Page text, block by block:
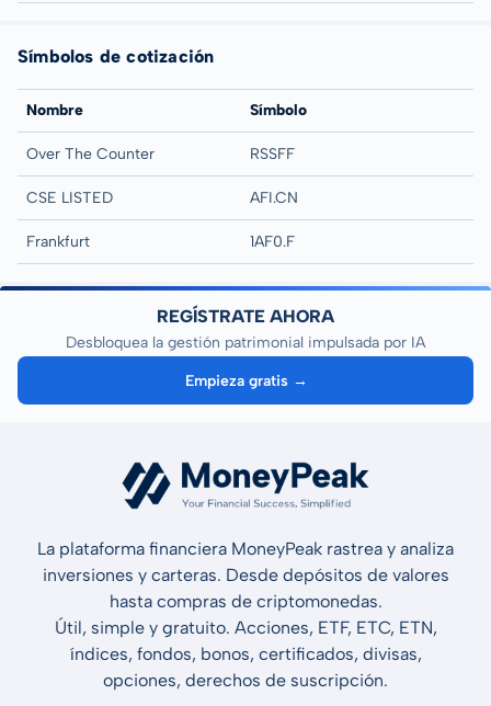
Símbolos de cotización
Nombre Símbolo
Over The Counter RSSFF
CSE LISTED AFI.CN
Frankfurt 1AF0.F
REGÍSTRATE AHORA
Desbloquea la gestión patrimonial impulsada por IA
Empieza gratis →
La plataforma financiera MoneyPeak rastrea y analiza
inversiones y carteras. Desde depósitos de valores
hasta compras de criptomonedas.
Útil, simple y gratuito. Acciones, ETF, ETC, ETN,
índices, fondos, bonos, certificados, divisas,
opciones, derechos de suscripción.